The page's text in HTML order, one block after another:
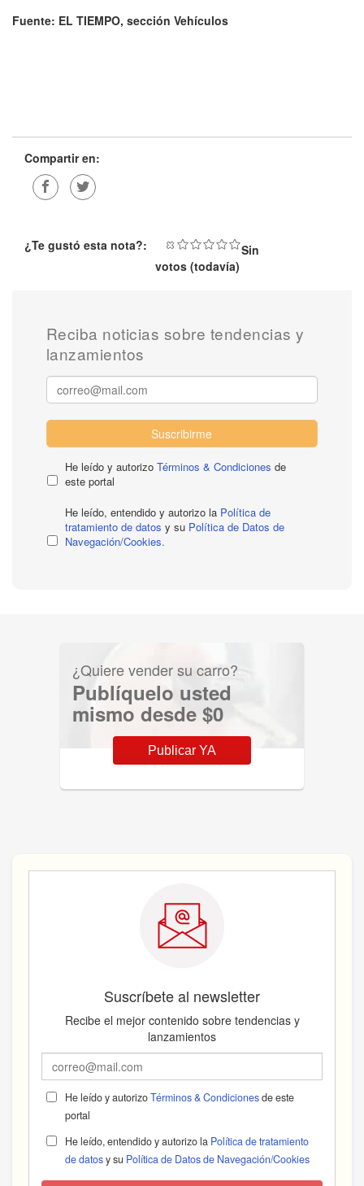
Fuente: EL TIEMPO, sección Vehículos
Compartir en:
¿Te gustó esta nota?:
Sin
votos (todavía)
Reciba noticias sobre tendencias y
lanzamientos
Suscribirme
He leído y autorizo Términos & Condiciones de
este portal
He leído, entendido y autorizo la Política de
tratamiento de datos y su Política de Datos de
Navegación/Cookies.
¿Quiere vender su carro?
Publíquelo usted
mismo desde $0
Publicar YA
Suscríbete al newsletter
Recibe el mejor contenido sobre tendencias y
lanzamientos
He leído y autorizoTérminos & Condicionesde este
portal
He leído, entendido y autorizo la Política de tratamiento
de datosy su Política de Datos de Navegación/Cookies